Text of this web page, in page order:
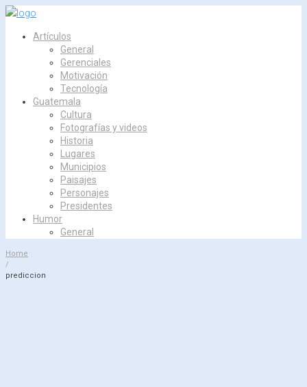
Skip
content
Artículos
General
Gerenciales
Motivación
Tecnología
Guatemala
Cultura
Fotografías y videos
Historia
Lugares
Municipios
Paisajes
Personajes
Presidentes
Humor
General
Home
/
prediccion